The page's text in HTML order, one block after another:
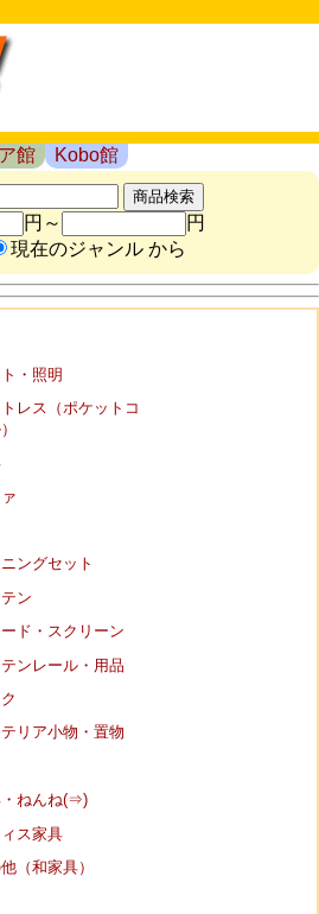
館
Kobo館
円～
円
現在のジャンル から
・照明
レス（ポケットコ
ングセット
ン
ド・スクリーン
ンレール・用品
リア小物・置物
ねんね(⇒)
ス家具
（和家具）